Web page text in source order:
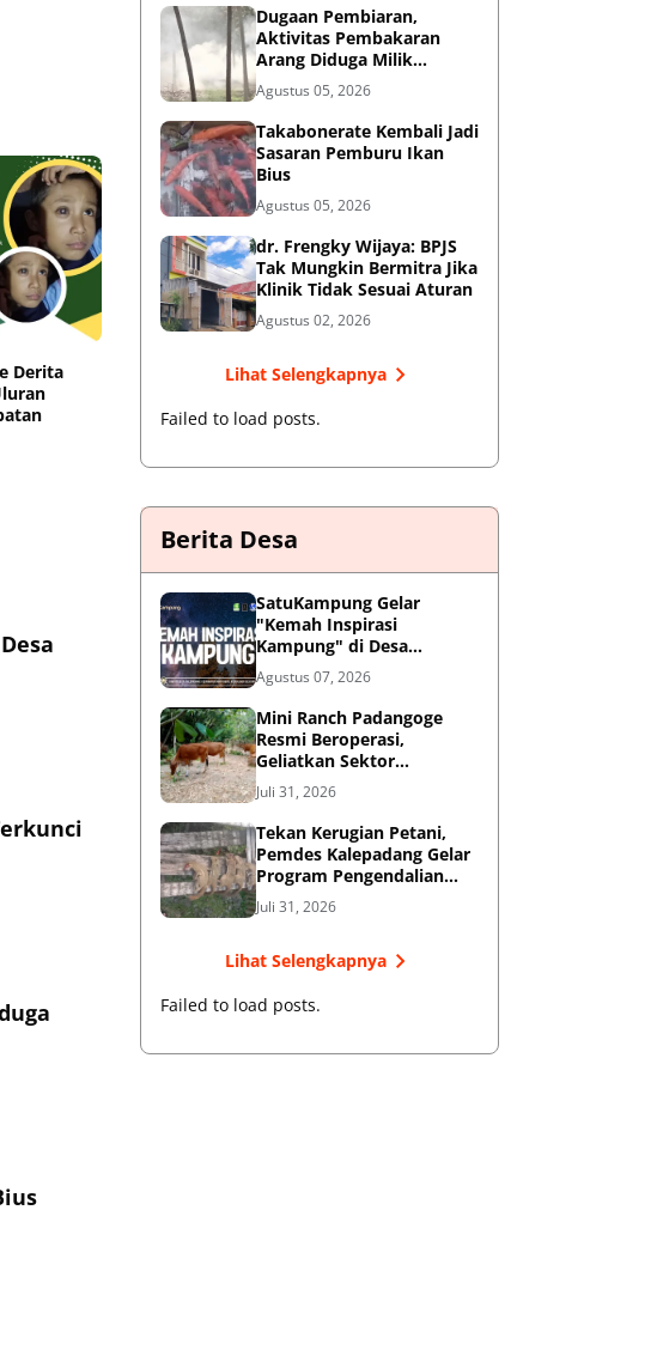
Derita
Dugaan Pembiaran,
Aktivitas Pembakaran
Arang Diduga Milik
Oknum Satpol PP Kembali
Beroperasi
Agustus 05, 2026
Takabonerate Kembali Jadi
Sasaran Pemburu Ikan
Bius
Agustus 05, 2026
dr. Frengky Wijaya: BPJS
Tak Mungkin Bermitra Jika
Klinik Tidak Sesuai Aturan
Agustus 02, 2026
Lihat Selengkapnya
Failed to load posts.
Berita Desa
SatuKampung Gelar
"Kemah Inspirasi
Kampung" di Desa
Kalepadang Jelang Pra-
Launching Program
Agustus 07, 2026
‎Mini Ranch Padangoge
Resmi Beroperasi,
Geliatkan Sektor
Peternakan Sapi di
Kepulauan Selayar ‎
Juli 31, 2026
Tekan Kerugian Petani,
Pemdes Kalepadang Gelar
Program Pengendalian
Hama Tupai
Juli 31, 2026
Lihat Selengkapnya
Failed to load posts.